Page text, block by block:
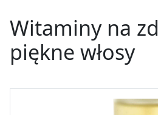
Witaminy na
piękne włosy